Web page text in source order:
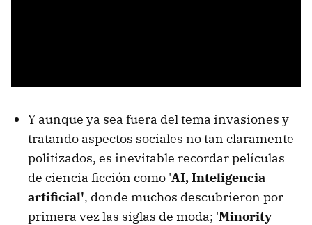
Y aunque ya sea fuera del tema invasiones y
tratando aspectos sociales no tan claramente
politizados, es inevitable recordar películas
de ciencia ficción como 'AI, Inteligencia
artificial', donde muchos descubrieron por
primera vez las siglas de moda; 'Minority